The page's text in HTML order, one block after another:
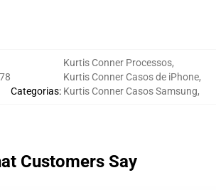
Categorias:
Kurtis Conner Processos,
Kurtis Conner Casos de iPhone,
Kurtis Conner Casos Samsung,
Customers Say